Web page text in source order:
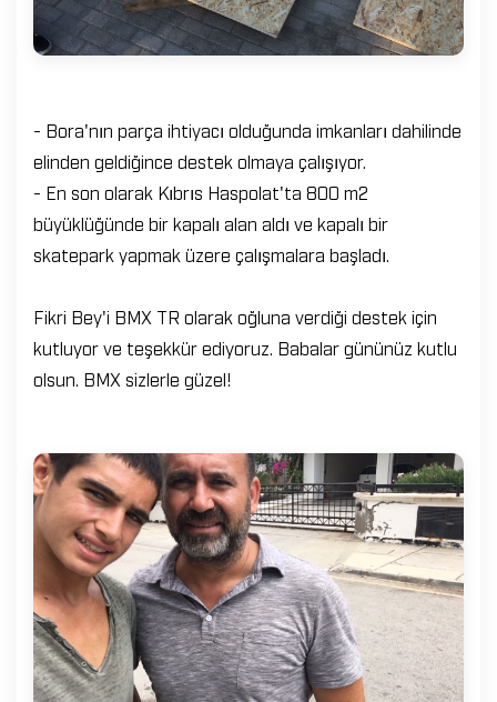
- Bora'nın parça ihtiyacı olduğunda imkanları dahilinde
elinden geldiğince destek olmaya çalışıyor.
- En son olarak Kıbrıs Haspolat'ta 800 m2
büyüklüğünde bir kapalı alan aldı ve kapalı bir
skatepark yapmak üzere çalışmalara başladı.
Fikri Bey'i BMX TR olarak oğluna verdiği destek için
kutluyor ve teşekkür ediyoruz. Babalar gününüz kutlu
olsun. BMX sizlerle güzel!